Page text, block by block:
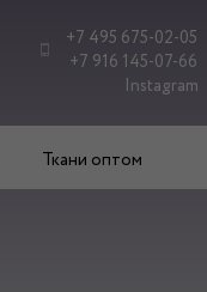
+7 495 675-02-05
+7 916 145-07-66
Instagram
Ткани оптом